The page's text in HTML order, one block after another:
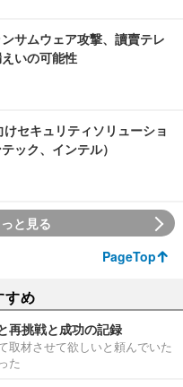
サムウェア攻撃、讀賣テレ
いの可能性
けセキュリティソリューショ
ック、インテル）
と見る
PageTop
すめ
再挑戦と成功の記録
取材させて欲しいと頼んでいた
た